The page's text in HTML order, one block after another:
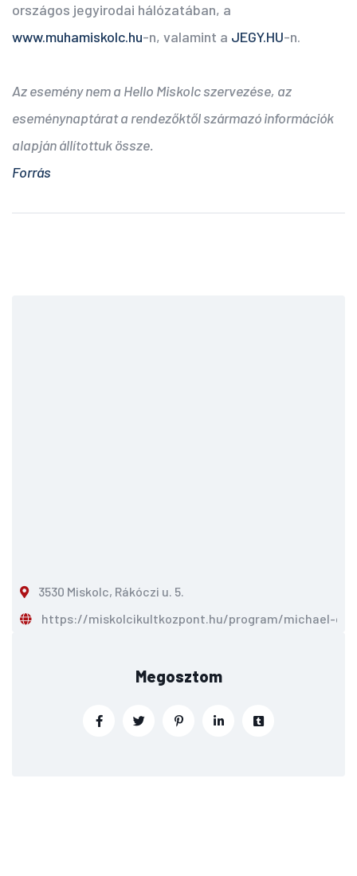
országos jegyirodai hálózatában, a
www.muhamiskolc.hu-n, valamint a JEGY.HU-n.
Az esemény nem a Hello Miskolc szervezése, az
eseménynaptárat a rendezőktől származó információk
alapján állítottuk össze.
Forrás
3530 Miskolc, Rákóczi u. 5.
https://miskolcikultkozpont.hu/program/michael-
Megosztom